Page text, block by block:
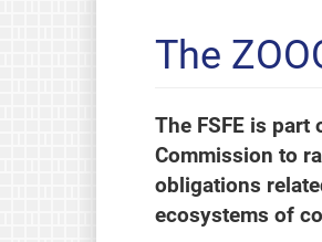
The
The FSFE is part
Commission to
obligations
ecosystems of